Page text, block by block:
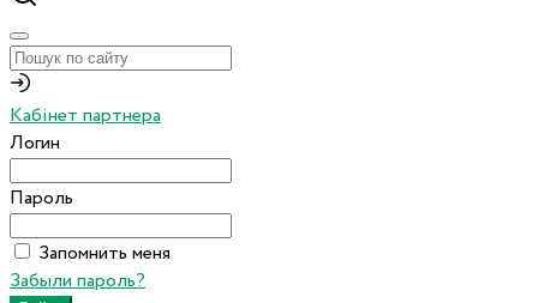
Кабінет партнера
Логин
Пароль
Запомнить меня
Забыли пароль?